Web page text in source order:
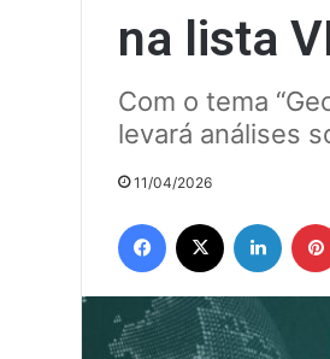
na lista
Com o tema
levará análises
11/04/2026
Facebook